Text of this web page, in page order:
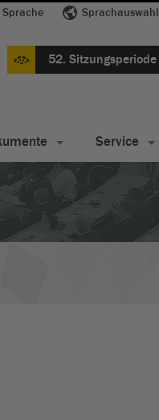
Sprachauswahl
52. Sitzungsperiode
Service